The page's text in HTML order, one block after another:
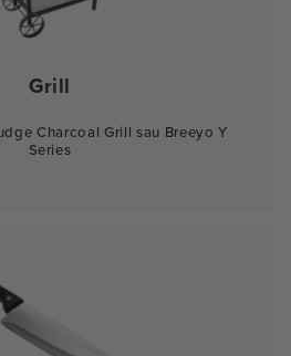
Grill
Charcoal Grill sau Breeyo Y
Series